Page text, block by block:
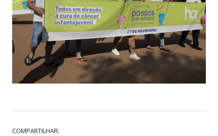
COMPARTILHAR: